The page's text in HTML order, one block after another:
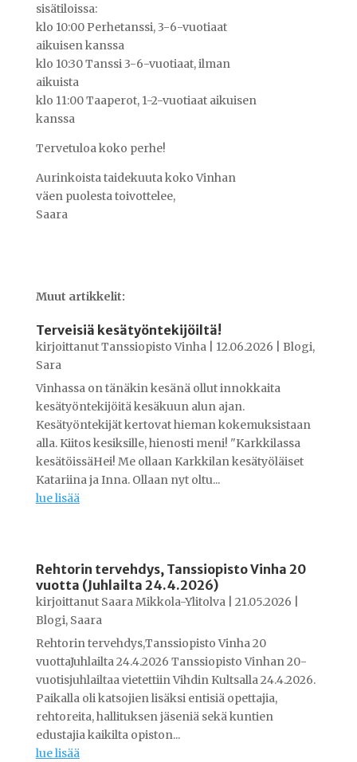
sisätiloissa:
klo 10:00 Perhetanssi, 3-6-vuotiaat
aikuisen kanssa
klo 10:30 Tanssi 3-6-vuotiaat, ilman
aikuista
klo 11:00 Taaperot, 1-2-vuotiaat aikuisen
kanssa
Tervetuloa koko perhe!
Aurinkoista taidekuuta koko Vinhan
väen puolesta toivottelee,
Saara
Muut artikkelit:
Terveisiä kesätyöntekijöiltä!
kirjoittanutTanssiopisto Vinha| 12.06.2026 Blogi,
Sara
Vinhassa on tänäkin kesänä ollut innokkaita
kesätyöntekijöitä kesäkuun alun ajan.
Kesätyöntekijät kertovat hieman kokemuksistaan
alla. Kiitos kesiksille, hienosti meni! "Karkkilassa
kesätöissäHei! Me ollaan Karkkilan kesätyöläiset
Katariina ja Inna. Ollaan nyt oltu...
lue lisää
Rehtorin tervehdys, Tanssiopisto Vinha 20
vuotta (Juhlailta 24.4.2026)
kirjoittanut Saara Mikkola-Ylitolva| 21.05.2026
Blogi, Saara
Rehtorin tervehdys,Tanssiopisto Vinha 20
vuottaJuhlailta 24.4.2026 Tanssiopisto Vinhan 20-
vuotisjuhlailtaa vietettiin Vihdin Kultsalla 24.4.2026.
Paikalla oli katsojien lisäksi entisiä opettajia,
rehtoreita, hallituksen jäseniä sekä kuntien
edustajia kaikilta opiston...
lue lisää